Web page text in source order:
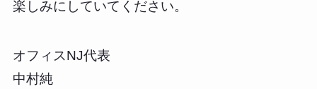
楽しみにしていてください。
オフィスNJ代表
中村純